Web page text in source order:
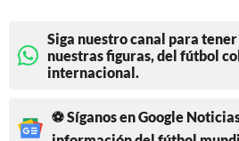
Siga nuestro canal para
nuestras figuras, del fútbol
internacional.
⚽ Síganos en Google